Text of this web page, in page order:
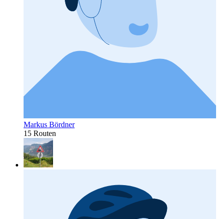
Markus Bördner
15 Routen